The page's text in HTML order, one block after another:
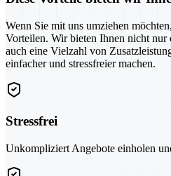
Wenn Sie mit uns umziehen
Vorteilen. Wir bieten Ihnen nicht nur
auch eine Vielzahl von
einfacher und stressfreier machen.
Stressfrei
Unkompliziert Angebote einholen